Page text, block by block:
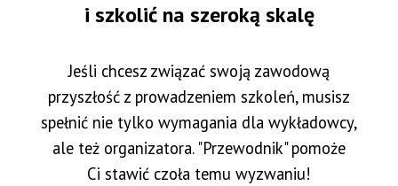
i szkolić na szeroką skalę
Jeśli chcesz związać swoją zawodową
przyszłość z prowadzeniem szkoleń, musisz
spełnić nie tylko wymagania dla wykładowcy,
ale też organizatora. "Przewodnik" pomoże
Ci stawić czoła temu wyzwaniu!